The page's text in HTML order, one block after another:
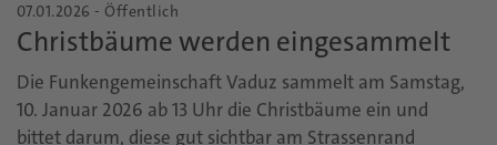
07.01.2026 - Öffentlich
Christbäume werden eingesammelt
Die Funkengemeinschaft Vaduz sammelt am Samstag,
10. Januar 2026 ab 13 Uhr die Christbäume ein und
bittet darum, diese gut sichtbar am Strassenrand